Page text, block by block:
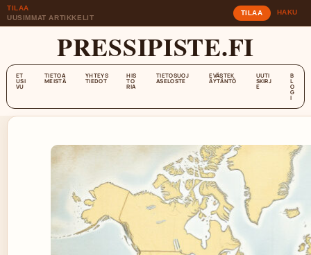
TILAA
UUSIMMAT ARTIKKELIT
TILAA HAKU
PRESSIPISTE.FI
ET
USI
VU
TIETOA
MEISTÄ
YHTEYS
TIEDOT
HIS
TO
RIA
TIETOSUOJ
ASELOSTE
EVÄSTEK
ÄYTÄNTÖ
UUTI
SKIRJ
E
B
L
O
G
I